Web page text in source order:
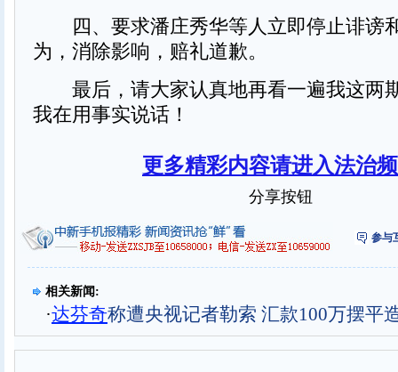
四、要求潘庄秀华等人立即停止诽谤
为，消除影响，赔礼道歉。
最后，请大家认真地再看一遍我这两
我在用事实说话！
更多精彩内容请进入法治
分享按钮
参与
相关新闻:
·达芬奇称遭央视记者勒索 汇款100万摆平